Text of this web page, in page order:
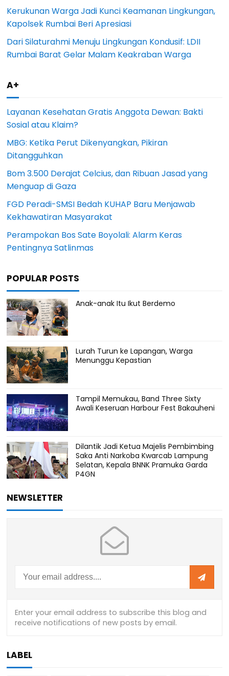
Kerukunan Warga Jadi Kunci Keamanan Lingkungan,
Kapolsek Rumbai Beri Apresiasi
Dari Silaturahmi Menuju Lingkungan Kondusif: LDII
Rumbai Barat Gelar Malam Keakraban Warga
A+
Layanan Kesehatan Gratis Anggota Dewan: Bakti
Sosial atau Klaim?
MBG: Ketika Perut Dikenyangkan, Pikiran
Ditangguhkan
Bom 3.500 Derajat Celcius, dan Ribuan Jasad yang
Menguap di Gaza
FGD Peradi-SMSI Bedah KUHAP Baru Menjawab
Kekhawatiran Masyarakat
Perampokan Bos Sate Boyolali: Alarm Keras
Pentingnya Satlinmas
POPULAR POSTS
Anak-anak Itu Ikut Berdemo
Lurah Turun ke Lapangan, Warga
Menunggu Kepastian
Tampil Memukau, Band Three Sixty
Awali Keseruan Harbour Fest Bakauheni
Dilantik Jadi Ketua Majelis Pembimbing
Saka Anti Narkoba Kwarcab Lampung
Selatan, Kepala BNNK Pramuka Garda
P4GN
NEWSLETTER
LABEL